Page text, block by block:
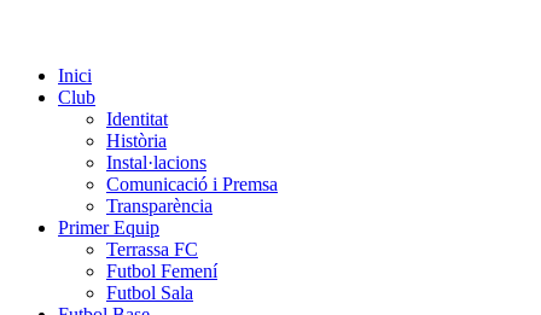
Inici
Club
Identitat
Història
Instal·lacions
Comunicació i Premsa
Transparència
Primer Equip
Terrassa FC
Futbol Femení
Futbol Sala